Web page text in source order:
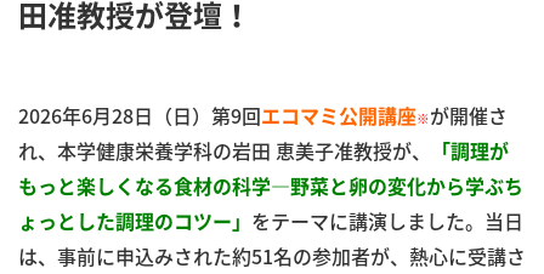
田准教授が登壇！
2026年6月28日（日）第9回エコマミ公開講座※ が開催さ
れ、本学健康栄養学科の岩田 恵美子准教授が、
「調理が
もっと楽しくなる食材の科学―野菜と卵の変化から学ぶち
ょっとした調理のコツー」 をテーマに講演しました。当日
は、事前に申込みされた約51名の参加者が、熱心に受講さ